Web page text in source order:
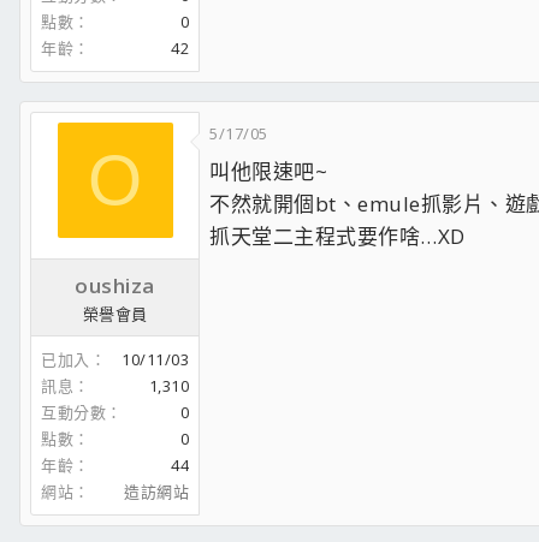
點數
0
年齡
42
O
oushiza
榮譽會員
已加入
10/11/03
訊息
1,310
互動分數
0
點數
0
年齡
44
網站
造訪網站
5/17/05
叫他限速吧~
不然就開個bt、emule抓影片、遊
抓天堂二主程式要作啥…XD